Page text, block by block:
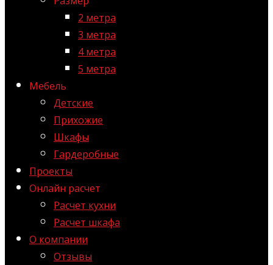
2 метра
3 метра
4 метра
5 метра
Мебель
Детские
Прихожие
Шкафы
Гардеробные
Проекты
Онлайн расчет
Расчет кухни
Расчет шкафа
О компании
Отзывы